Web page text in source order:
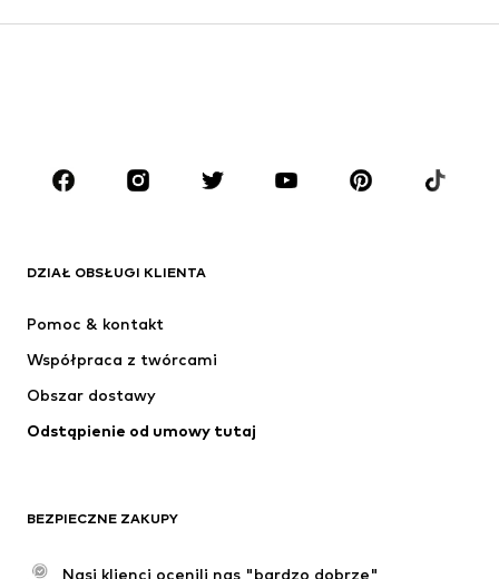
MARKI
Next
SUPERFIT
DZIAŁ OBSŁUGI KLIENTA
Pomoc & kontakt
Współpraca z twórcami
Obszar dostawy
Odstąpienie od umowy tutaj
BEZPIECZNE ZAKUPY
Nasi klienci ocenili nas "bardzo dobrze"